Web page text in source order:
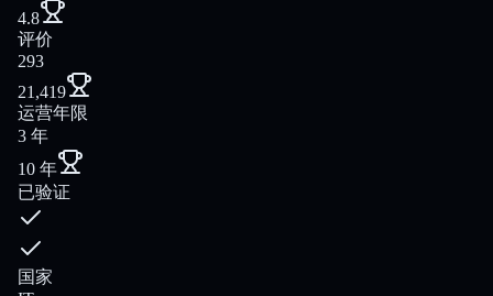
4.8
评价
293
21,419
运营年限
3 年
10 年
已验证
国家